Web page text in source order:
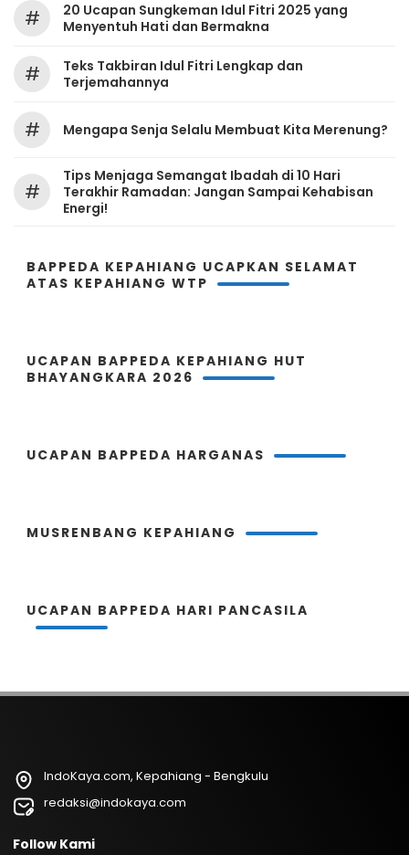
#
20 Ucapan Sungkeman Idul Fitri 2025 yang
Menyentuh Hati dan Bermakna
#
Teks Takbiran Idul Fitri Lengkap dan
Terjemahannya
# Mengapa Senja Selalu Membuat Kita Merenung?
#
Tips Menjaga Semangat Ibadah di 10 Hari
Terakhir Ramadan: Jangan Sampai Kehabisan
Energi!
BAPPEDA KEPAHIANG UCAPKAN SELAMAT
ATAS KEPAHIANG WTP
UCAPAN BAPPEDA KEPAHIANG HUT
BHAYANGKARA 2026
UCAPAN BAPPEDA HARGANAS
MUSRENBANG KEPAHIANG
UCAPAN BAPPEDA HARI PANCASILA
IndoKaya.com, Kepahiang - Bengkulu
redaksi@indokaya.com
Follow Kami